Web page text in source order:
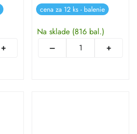
cena za 12 ks - balenie
Na sklade (816 bal.)